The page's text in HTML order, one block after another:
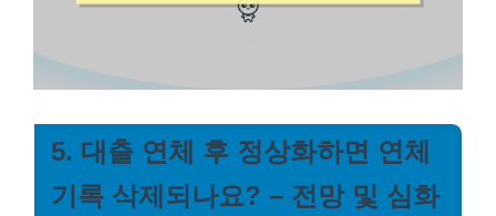
5. 대출 연체 후 정상화하면 연체
기록 삭제되나요? – 전망 및 심화